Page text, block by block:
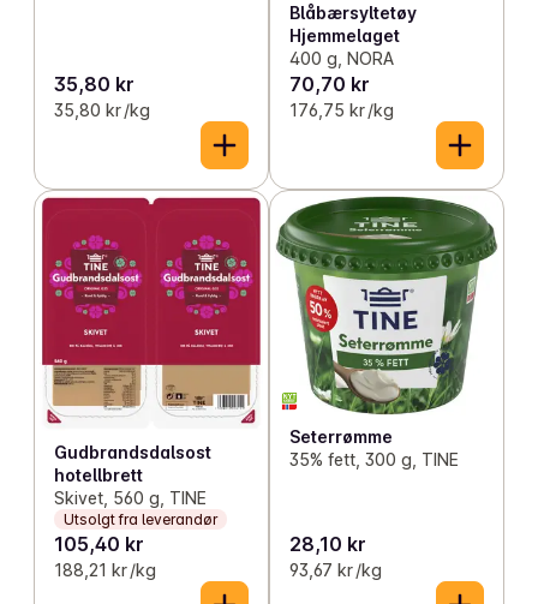
35,80 kr
35,80 kr /kg
Blåbærsyltetøy
Hjemmelaget
400 g, NORA
70,70 kr
176,75 kr /kg
Gudbrandsdalsost
hotellbrett
Skivet, 560 g, TINE
Utsolgt fra leverandør
105,40 kr
188,21 kr /kg
Seterrømme
35% fett, 300 g, TINE
28,10 kr
93,67 kr /kg